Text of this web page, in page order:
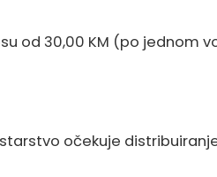
od 30,00 KM (po jednom
očekuje